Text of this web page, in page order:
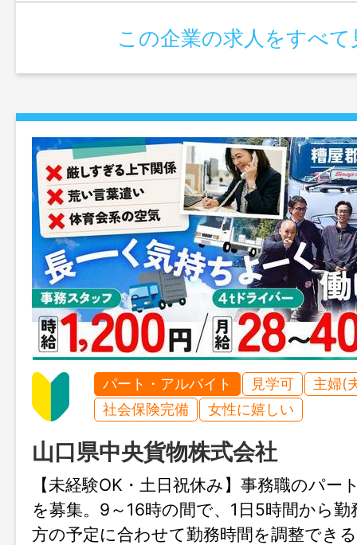
この企業の求人をすべて
パート・アルバイト 見学可
主婦(
社会保険完備
女性に嬉しい
山口県中央貨物株式会社
【未経験OK・土日祝休み】事務職のパー
を募集。9～16時の間で、1日5時間から
方の予定に合わせて勤務時間を調整でき